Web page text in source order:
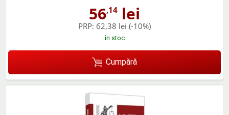
56,14 lei
PRP: 62,38 lei (-10%)
în stoc
Cumpără